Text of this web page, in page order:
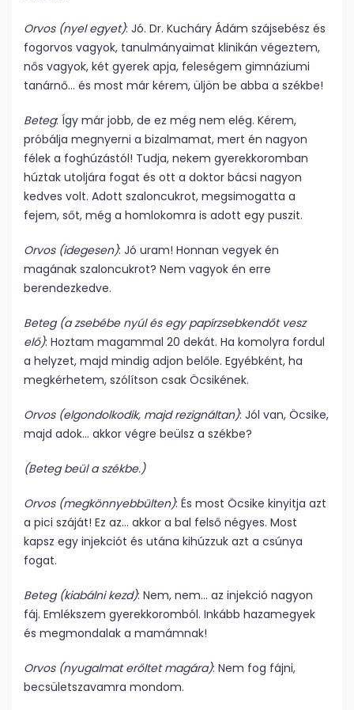
Orvos (nyel egyet): Jó. Dr. Kucháry Ádám szájsebész és
fogorvos vagyok, tanulmányaimat klinikán végeztem,
nős vagyok, két gyerek apja, feleségem gimnáziumi
tanárnő… és most már kérem, üljön be abba a székbe!
Beteg: Így már jobb, de ez még nem elég. Kérem,
próbálja megnyerni a bizalmamat, mert én nagyon
félek a foghúzástól! Tudja, nekem gyerekkoromban
húztak utoljára fogat és ott a doktor bácsi nagyon
kedves volt. Adott szaloncukrot, megsimogatta a
fejem, sőt, még a homlokomra is adott egy puszit.
Orvos (idegesen): Jó uram! Honnan vegyek én
magának szaloncukrot? Nem vagyok én erre
berendezkedve.
Beteg (a zsebébe nyúl és egy papírzsebkendőt vesz
elő): Hoztam magammal 20 dekát. Ha komolyra fordul
a helyzet, majd mindig adjon belőle. Egyébként, ha
megkérhetem, szólítson csak Öcsikének.
Orvos (elgondolkodik, majd rezignáltan): Jól van, Öcsike,
majd adok… akkor végre beülsz a székbe?
(Beteg beül a székbe.)
Orvos (megkönnyebbülten): És most Öcsike kinyitja azt
a pici száját! Ez az… akkor a bal felső négyes. Most
kapsz egy injekciót és utána kihúzzuk azt a csúnya
fogat.
Beteg (kiabálni kezd): Nem, nem… az injekció nagyon
fáj. Emlékszem gyerekkoromból. Inkább hazamegyek
és megmondalak a mamámnak!
Orvos (nyugalmat erőltet magára): Nem fog fájni,
becsületszavamra mondom.